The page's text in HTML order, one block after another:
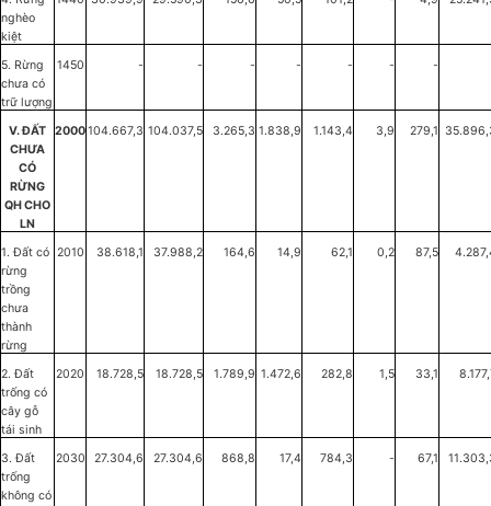
nghèo
kiệt
5. Rừng
chưa có
trữ lượng
1450 - - - - - - -
V. ĐẤT
CHƯA
CÓ
RỪNG
QH CHO
LN
2000104.667,3 104.037,5 3.265,3 1.838,9 1.143,4 3,9 279,1
1. Đất có
rừng
trồng
chưa
thành
rừng
2010 38.618,1 37.988,2 164,6 14,9 62,1 0,2 87,5
2. Đất
trống có
cây gỗ
tái sinh
2020 18.728,5 18.728,5 1.789,9 1.472,6 282,8 1,5 33,1
3. Đất
trống
không có
2030 27.304,6 27.304,6 868,8 17,4 784,3 - 67,1